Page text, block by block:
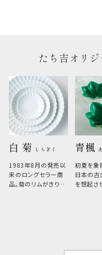
たち吉オリ
白 菊 しらぎく
1983年8月の発売以
来のロングセラー商
品。菊のリムがきりっ
青楓
初夏を象
日本の古
を想起さ